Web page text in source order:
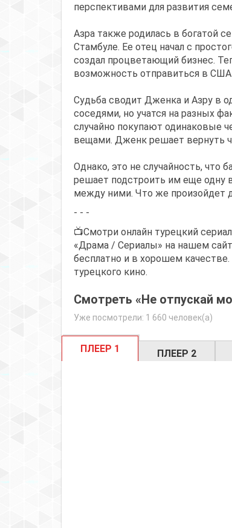
перспективами для развития
Азра также родилась в богатой
Стамбуле. Ее отец начал с
создал процветающий бизнес.
возможность отправиться в США
Судьба сводит Дженка и Азру в
соседями, но учатся на разных
случайно покупают одинаковые
вещами. Дженк решает вернуть
Однако, это не случайность, что
решает подстроить им еще одну
между ними. Что же произойдет
- - -
📺Смотри онлайн турецкий
«Драма / Сериалы» на нашем
бесплатно и в хорошем
турецкого кино.
Смотреть «Не отпускай
Уже посмотрели: 1 660 человек(а)
ПЛЕЕР 1 ПЛЕЕР 2